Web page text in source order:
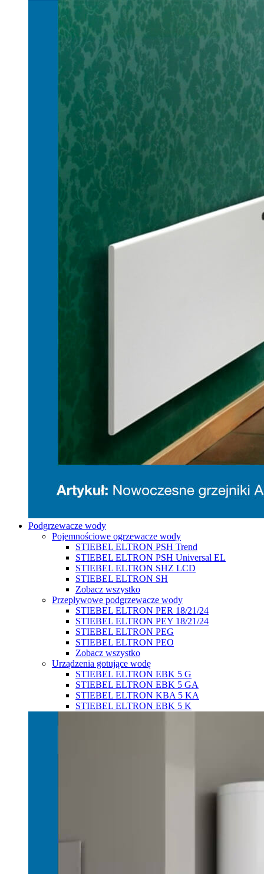
Podgrzewacze wody
Pojemnościowe ogrzewacze wody
STIEBEL ELTRON PSH Trend
STIEBEL ELTRON PSH Universal EL
STIEBEL ELTRON SHZ LCD
STIEBEL ELTRON SH
Zobacz wszystko
Przepływowe podgrzewacze wody
STIEBEL ELTRON PER 18/21/24
STIEBEL ELTRON PEY 18/21/24
STIEBEL ELTRON PEG
STIEBEL ELTRON PEO
Zobacz wszystko
Urządzenia gotujące wodę
STIEBEL ELTRON EBK 5 G
STIEBEL ELTRON EBK 5 GA
STIEBEL ELTRON KBA 5 KA
STIEBEL ELTRON EBK 5 K